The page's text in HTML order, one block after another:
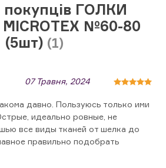
покупців ГОЛКИ
MICROTEX №60-80
(5шт) (1)
07 Травня, 2024
давно. Пользуюсь только ими
идеально ровные, не
все виды тканей от шелка до
правильно подобрать